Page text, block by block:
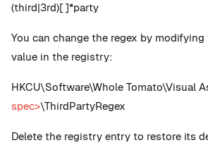
(third|3rd)[ ]*party
You can change the regex by
value in the registry:
HKCU\Software\Whole Tomato\Visual
spec>\ThirdPartyRegex
Delete the registry entry to restore its